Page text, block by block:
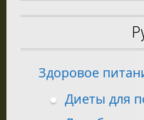
Здоровое
Диеты для